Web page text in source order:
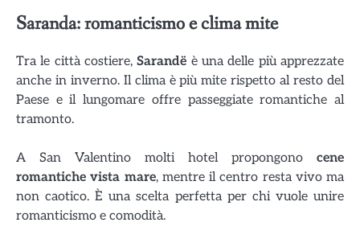
Saranda: romanticismo e clima mite
Tra le città costiere,Sarandë è una delle più apprezzate
anche in inverno. Il clima è più mite rispetto al resto del
Paese e il lungomare offre passeggiate romantiche al
tramonto.
A San Valentino molti hotel propongono cene
romantiche vista mare, mentre il centro resta vivo ma
non caotico. È una scelta perfetta per chi vuole unire
romanticismo e comodità.